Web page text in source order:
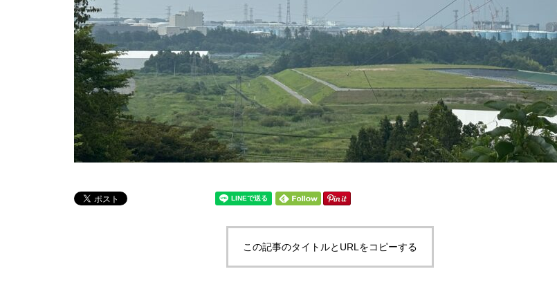
（ポプラ）進む高齢化 自分の
スキルで老後を守る
（ポプラ）不正転売の違法性
この記事のタイトルとURLをコピーする